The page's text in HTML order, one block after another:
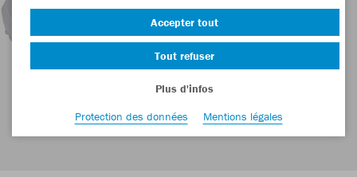
Accepter tout
Tout refuser
Plus d'infos
Protection des données
Mentions légales